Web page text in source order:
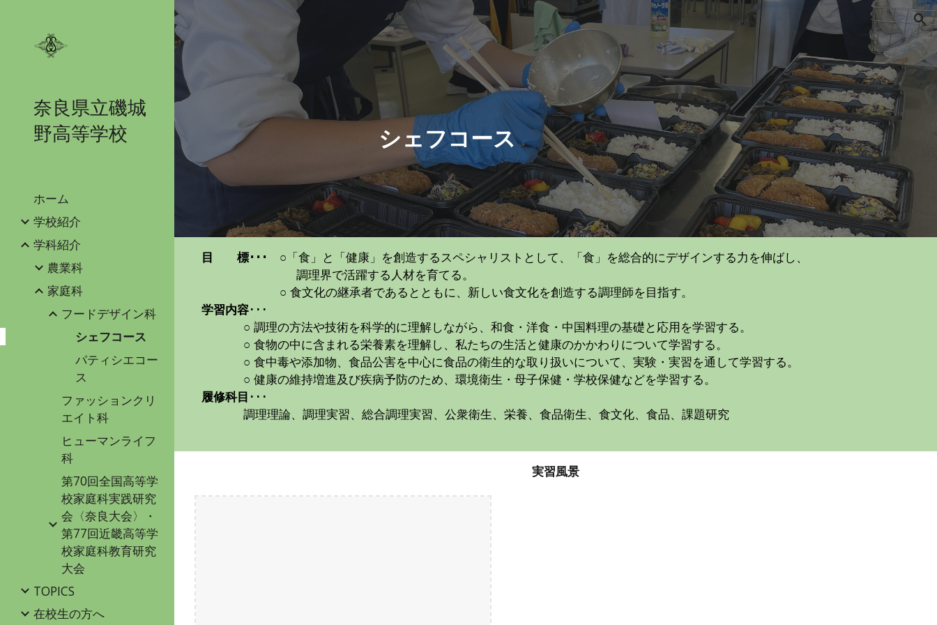
Skip to main content Skip to navigation
奈良県立磯城
野高等学校
ホーム
学校紹介
学科紹介
農業科
家庭科
フードデザイン科
シェフコース
パティシエコー
ス
ファッションクリ
エイト科
ヒューマンライフ
科
第70回全国高等学
校家庭科実践研究
会〈奈良大会〉・
第77回近畿高等学
校家庭科教育研究
大会
TOPICS
在校生の方へ
シェフコース
目 標･･･ ○「食」と「健康」を創造するスペシャリスト として、 「食」を総合的にデザインする力を伸ばし、
調理界で活躍する人材を育てる。
○ 食文化の継承者であるとともに、新しい食文化を創造する調理師を目指す。
学習内容･･･
○ 調理の方法や技術を科学的に理解しながら、和食・洋食・中国料理の基礎と応用を学習する。
○ 食物の中に含まれる栄養素を理解し、私たちの生活と健康のかかわりについて学習する。
○ 食中毒や添加物、食品公害を中心に食品の衛生的な取り扱いについて、実験・実習を通して学習する。
○ 健康の維持増進及び疾病予防のため、環境衛生・母子保健・学校保健などを学習する。
履修科目 ･･･
調理理論、調理実習、総合調理実習、公衆衛生、栄養、食品衛生、食文化、食品、課題研究
実習風景